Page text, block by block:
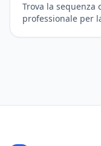
Trova la
professionale per